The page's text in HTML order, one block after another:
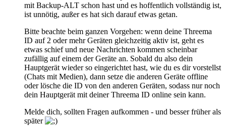
mit Backup-ALT schon hast und es hoffentlich vollständig ist,
ist unnötig, außer es hat sich darauf etwas getan.
Bitte beachte beim ganzen Vorgehen: wenn deine Threema
ID auf 2 oder mehr Geräten gleichzeitig aktiv ist, geht es
etwas schief und neue Nachrichten kommen scheinbar
zufällig auf einem der Geräte an. Sobald du also dein
Hauptgerät wieder so eingerichtet hast, wie du es dir vorstellst
(Chats mit Medien), dann setze die anderen Geräte offline
oder lösche die ID von den anderen Geräten, sodass nur noch
dein Hauptgerät mit deiner Threema ID online sein kann.
Melde dich, sollten Fragen aufkommen - und besser früher als
später